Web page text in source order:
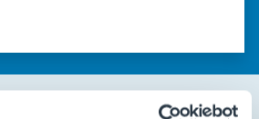
informazioni (da 1 a 5 stelle)
di stelle per valutare la chiarezza delle
5 stelle su 5
stelle su 5
su 5
5